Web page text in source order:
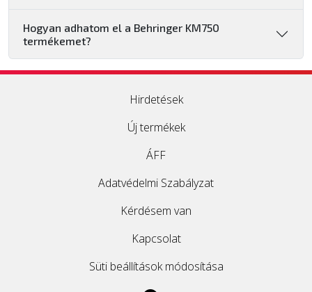
Hogyan adhatom el a Behringer KM750
termékemet?
Hirdetések
Új termékek
ÁFF
Adatvédelmi Szabályzat
Kérdésem van
Kapcsolat
Süti beállítások módosítása